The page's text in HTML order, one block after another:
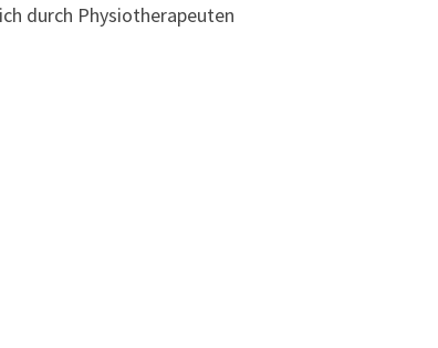
durch Physiotherapeuten